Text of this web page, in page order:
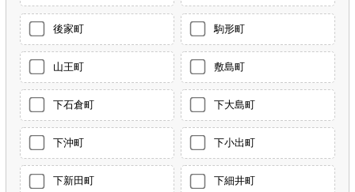
後家町 駒形町
山王町 敷島町
下石倉町 下大島町
下沖町 下小出町
下新田町 下細井町